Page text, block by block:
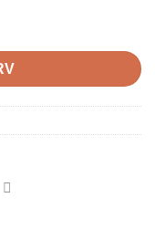
plast, vandtæt antal